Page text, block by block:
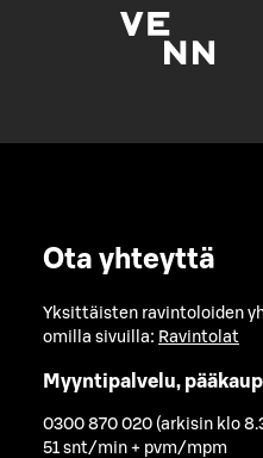
Ota yhteyttä
Yksittäisten ravintoloiden
omilla sivuilla: Ravintolat
Myyntipalvelu,
0300 870 020 (arkisin klo
51 snt/min + pvm/mpm